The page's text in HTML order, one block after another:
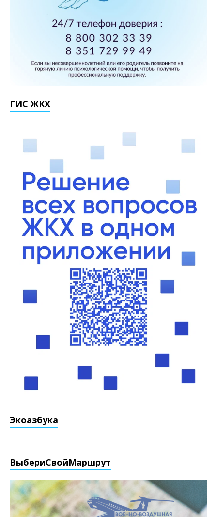
ГИС ЖКХ
Экоазбука
ВыбериCвойМаршрут